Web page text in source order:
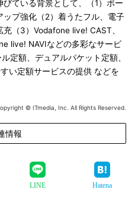
ている背景として、（1）ボー
プ強化（2）着うたフル、電子
（3）Vodafone live! CAST、
live! NAVIなどの多彩なサービ
定額、デュアルパケット定額、
い定額サービスの提供 などを
© ITmedia, Inc. All Rights Reserved.
情報
LINE Hatena